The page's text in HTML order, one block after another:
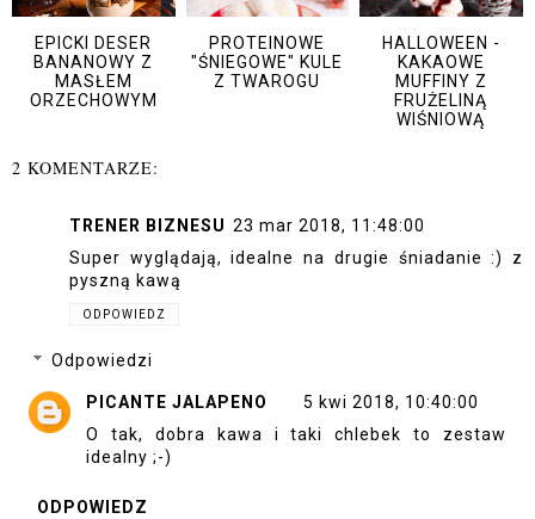
EPICKI DESER
BANANOWY Z
MASŁEM
ORZECHOWYM
PROTEINOWE
"ŚNIEGOWE" KULE
Z TWAROGU
HALLOWEEN -
KAKAOWE
MUFFINY Z
FRUŻELINĄ
WIŚNIOWĄ
2 KOMENTARZE:
TRENER BIZNESU 23 mar 2018, 11:48:00
Super wyglądają, idealne na drugie śniadanie :) z
pyszną kawą
ODPOWIEDZ
Odpowiedzi
PICANTE JALAPENO
5 kwi 2018, 10:40:00
O tak, dobra kawa i taki chlebek to zestaw
idealny ;-)
ODPOWIEDZ